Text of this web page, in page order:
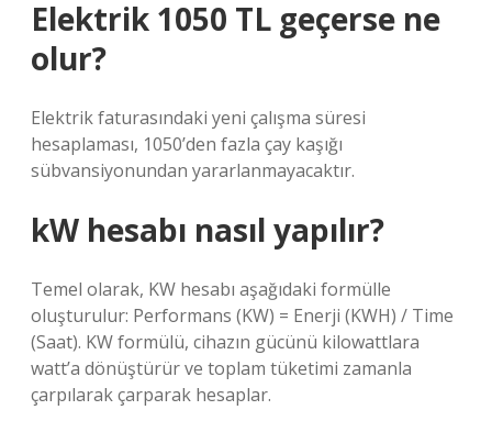
Elektrik 1050 TL geçerse ne
olur?
Elektrik faturasındaki yeni çalışma süresi
hesaplaması, 1050’den fazla çay kaşığı
sübvansiyonundan yararlanmayacaktır.
kW hesabı nasıl yapılır?
Temel olarak, KW hesabı aşağıdaki formülle
oluşturulur: Performans (KW) = Enerji (KWH) / Time
(Saat). KW formülü, cihazın gücünü kilowattlara
watt’a dönüştürür ve toplam tüketimi zamanla
çarpılarak çarparak hesaplar.